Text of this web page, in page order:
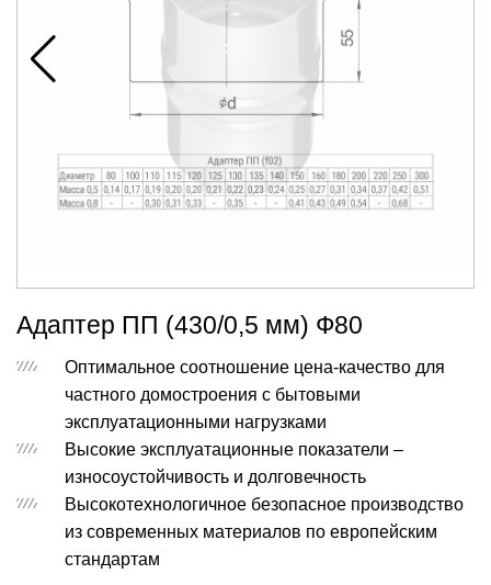
Адаптер ПП (430/0,5 мм) Ф80
Оптимальное соотношение цена-качество для
частного домостроения с бытовыми
эксплуатационными нагрузками
Высокие эксплуатационные показатели –
износоустойчивость и долговечность
Высокотехнологичное безопасное производство
из современных материалов по европейским
стандартам